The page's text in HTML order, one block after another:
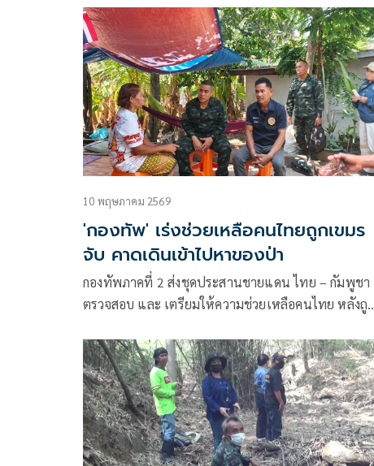
10 พฤษภาคม 2569
'กองทัพ' เร่งช่วยเหลือคนไทยถูกเขมร
จับ คาดเดินเข้าไปหาของป่า
กองทัพภาคที่ 2 ส่งชุดประสานชายแดน ไทย – กัมพูชา
ตรวจสอบ และ เตรียมให้ความช่วยเหลือคนไทย หลังถูก
คาดหาของป่าตามแนวชายแดนบริเวณช่องตาเล็ง แล้ว
เดินลึกใกล้ฐานเขมร